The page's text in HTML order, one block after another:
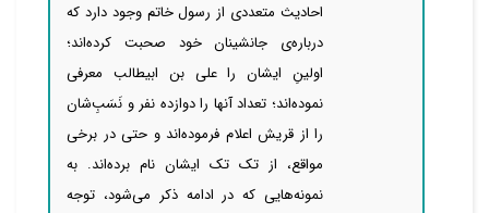
احادیث متعددی از رسول خاتم وجود دارد که
درباره‌ی جانشینان خود صحبت کرده‌اند؛
اولینِ ایشان را علی بن ابیطالب معرفی
نموده‌اند؛ تعداد آنها را دوازده نفر و نَسَبِ‌‌‌‌‌‌شان
را از قریش اعلام فرموده‌اند و حتی در برخی
مواقع، از تک تک ایشان نام برده‌اند. به
نمونه‌‌‌‌هایی که در ادامه ذکر می‌شود، توجه